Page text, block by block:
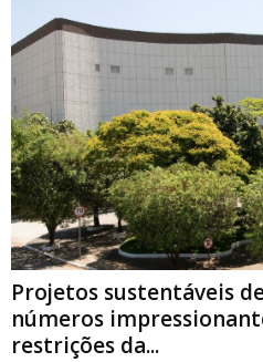
Projetos sustentáveis
números
restrições da...